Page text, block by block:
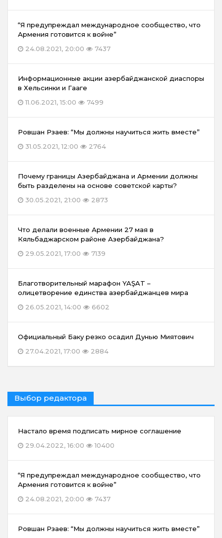
“Я предупреждал международное сообщество, что
Армения готовится к войне”
24.08.2021, 20:00
7437
Информационные акции азербайджанской диаспоры
в Хельсинки и Гааге
11.06.2021, 15:00
7499
Ровшан Рзаев: “Мы должны научиться жить вместе”
31.05.2021, 12:00
2764
Почему границы Азербайджана и Армении должны
быть разделены на основе советской карты?
30.05.2021, 21:00
2873
Что делали военные Армении 27 мая в
Кяльбаджарском районе Азербайджана?
29.05.2021, 17:00
7139
Благотворительный марафон YAŞAT –
олицетворение единства азербайджанцев мира
26.05.2021, 14:00
6602
Официальный Баку резко осадил Дунью Миятович
27.04.2021, 17:00
2884
Выбор редактора
Настало время подписать мирное соглашение
29.04.2022, 16:00
10400
“Я предупреждал международное сообщество, что
Армения готовится к войне”
24.08.2021, 20:00
7437
Ровшан Рзаев: “Мы должны научиться жить вместе”